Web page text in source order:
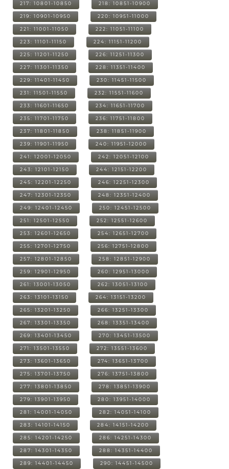
217: 10801-10850 218: 10851-10900
219: 10901-10950 220: 10951-11000
221: 11001-11050 222: 11051-11100
223: 11101-11150 224: 11151-11200
225: 11201-11250 226: 11251-11300
227: 11301-11350 228: 11351-11400
229: 11401-11450 230: 11451-11500
231: 11501-11550 232: 11551-11600
233: 11601-11650 234: 11651-11700
235: 11701-11750 236: 11751-11800
237: 11801-11850 238: 11851-11900
239: 11901-11950 240: 11951-12000
241: 12001-12050 242: 12051-12100
243: 12101-12150 244: 12151-12200
245: 12201-12250 246: 12251-12300
247: 12301-12350 248: 12351-12400
249: 12401-12450 250: 12451-12500
251: 12501-12550 252: 12551-12600
253: 12601-12650 254: 12651-12700
255: 12701-12750 256: 12751-12800
257: 12801-12850 258: 12851-12900
259: 12901-12950 260: 12951-13000
261: 13001-13050 262: 13051-13100
263: 13101-13150 264: 13151-13200
265: 13201-13250 266: 13251-13300
267: 13301-13350 268: 13351-13400
269: 13401-13450 270: 13451-13500
271: 13501-13550 272: 13551-13600
273: 13601-13650 274: 13651-13700
275: 13701-13750 276: 13751-13800
277: 13801-13850 278: 13851-13900
279: 13901-13950 280: 13951-14000
281: 14001-14050 282: 14051-14100
283: 14101-14150 284: 14151-14200
285: 14201-14250 286: 14251-14300
287: 14301-14350 288: 14351-14400
289: 14401-14450 290: 14451-14500